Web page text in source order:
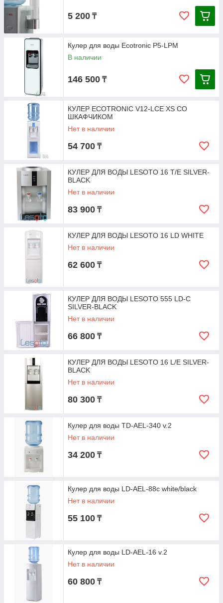
5 200 ₸
Кулер для воды Ecotronic P5-LPM
В наличии
146 500 ₸
КУЛЕР ECOTRONIC V12-LCE XS СО
ШКАФЧИКОМ
Нет в наличии
54 700 ₸
КУЛЕР ДЛЯ ВОДЫ LESOTO 16 T/E SILVER-
BLACK
Нет в наличии
83 900 ₸
КУЛЕР ДЛЯ ВОДЫ LESOTO 16 LD WHITE
Нет в наличии
62 600 ₸
КУЛЕР ДЛЯ ВОДЫ LESOTO 555 LD-C
SILVER-BLACK
Нет в наличии
66 800 ₸
КУЛЕР ДЛЯ ВОДЫ LESOTO 16 L/E SILVER-
BLACK
Нет в наличии
80 300 ₸
Кулер для воды TD-AEL-340 v.2
Нет в наличии
34 200 ₸
Кулер для воды LD-AEL-88c white/black
Нет в наличии
55 100 ₸
Кулер для воды LD-AEL-16 v.2
Нет в наличии
60 800 ₸